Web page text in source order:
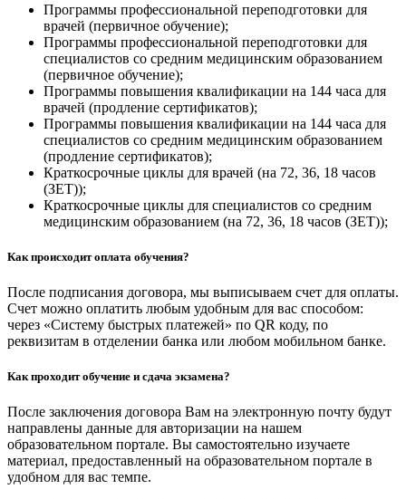
Программы профессиональной переподготовки для
врачей (первичное обучение);
Программы профессиональной переподготовки для
специалистов со средним медицинским образованием
(первичное обучение);
Программы повышения квалификации на 144 часа для
врачей (продление сертификатов);
Программы повышения квалификации на 144 часа для
специалистов со средним медицинским образованием
(продление сертификатов);
Краткосрочные циклы для врачей (на 72, 36, 18 часов
(ЗЕТ));
Краткосрочные циклы для специалистов со средним
медицинским образованием (на 72, 36, 18 часов (ЗЕТ));
Как происходит оплата обучения?
После подписания договора, мы выписываем счет для оплаты.
Счет можно оплатить любым удобным для вас способом:
через «Систему быстрых платежей» по QR коду, по
реквизитам в отделении банка или любом мобильном банке.
Как проходит обучение и сдача экзамена?
После заключения договора Вам на электронную почту будут
направлены данные для авторизации на нашем
образовательном портале. Вы самостоятельно изучаете
материал, предоставленный на образовательном портале в
удобном для вас темпе.